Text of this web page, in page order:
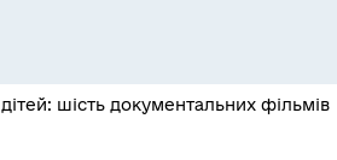
шість документальних фільмів